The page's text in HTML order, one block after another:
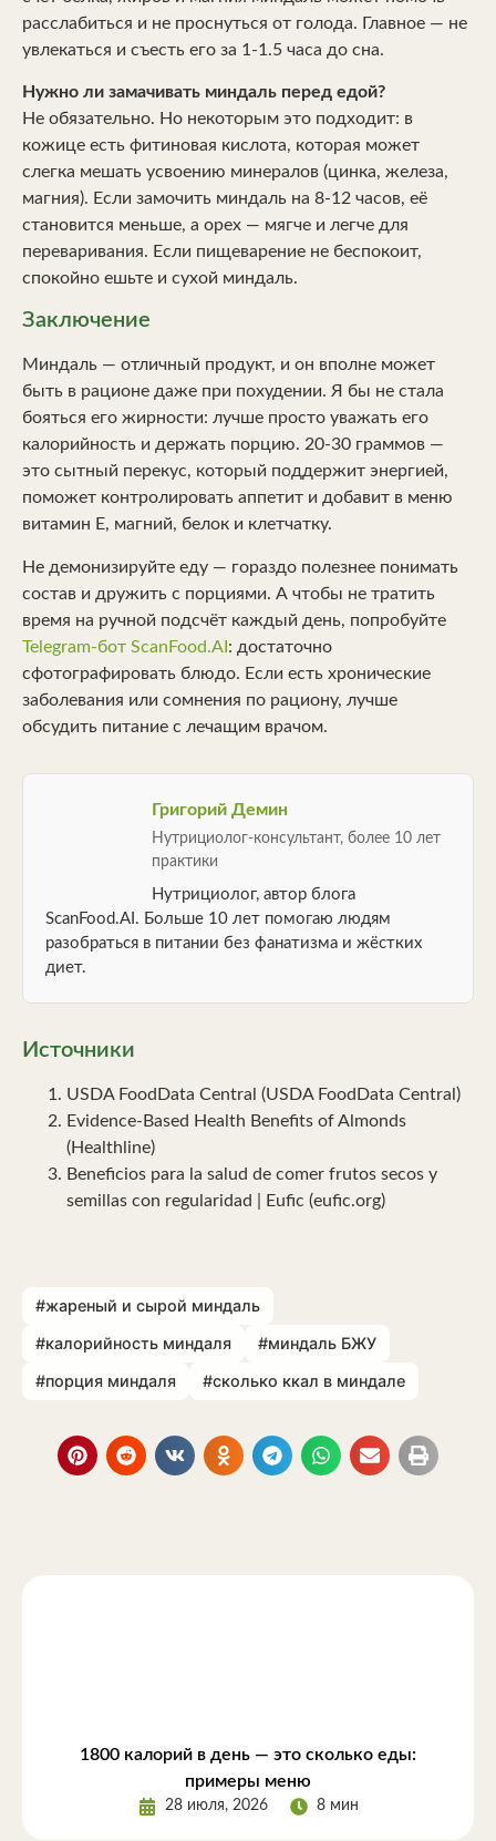
расслабиться и не проснуться от голода. Главное — не
увлекаться и съесть его за 1-1.5 часа до сна.
Нужно ли замачивать миндаль перед едой?
Не обязательно. Но некоторым это подходит: в
кожице есть фитиновая кислота, которая может
слегка мешать усвоению минералов (цинка, железа,
магния). Если замочить миндаль на 8-12 часов, её
становится меньше, а орех — мягче и легче для
переваривания. Если пищеварение не беспокоит,
спокойно ешьте и сухой миндаль.
Заключение
Миндаль — отличный продукт, и он вполне может
быть в рационе даже при похудении. Я бы не стала
бояться его жирности: лучше просто уважать его
калорийность и держать порцию. 20-30 граммов —
это сытный перекус, который поддержит энергией,
поможет контролировать аппетит и добавит в меню
витамин E, магний, белок и клетчатку.
Не демонизируйте еду — гораздо полезнее понимать
состав и дружить с порциями. А чтобы не тратить
время на ручной подсчёт каждый день, попробуйте
Telegram-бот ScanFood.AI : достаточно
сфотографировать блюдо. Если есть хронические
заболевания или сомнения по рациону, лучше
обсудить питание с лечащим врачом.
Григорий Демин
Нутрициолог-консультант, более 10 лет
практики
Нутрициолог, автор блога
ScanFood.AI. Больше 10 лет помогаю людям
разобраться в питании без фанатизма и жёстких
диет.
Источники
USDA FoodData Central (USDA FoodData Central)
Evidence-Based Health Benefits of Almonds
(Healthline)
Beneficios para la salud de comer frutos secos y
semillas con regularidad | Eufic (eufic.org)
#жареный и сырой миндаль
#калорийность миндаля
#миндаль БЖУ
#порция миндаля
#сколько ккал в миндале
1800 калорий в день — это сколько еды:
примеры меню
28 июля, 2026 8 мин